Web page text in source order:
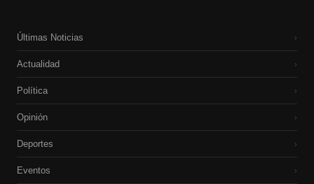
Últimas Noticias ›
Actualidad ›
Política ›
Opinión ›
Deportes ›
Eventos ›